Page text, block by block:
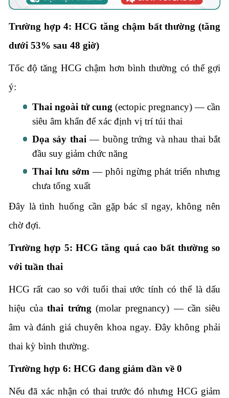
Trường hợp 4: HCG tăng chậm bất thường (tăng
dưới 53% sau 48 giờ)
Tốc độ tăng HCG chậm hơn bình thường có thể gợi
ý:
Thai ngoài tử cung (ectopic pregnancy) — cần
siêu âm khẩn để xác định vị trí túi thai
Dọa sảy thai — buồng trứng và nhau thai bắt
đầu suy giảm chức năng
Thai lưu sớm — phôi ngừng phát triển nhưng
chưa tống xuất
Đây là tình huống cần gặp bác sĩ ngay, không nên
chờ đợi.
Trường hợp 5: HCG tăng quá cao bất thường so
với tuần thai
HCG rất cao so với tuổi thai ước tính có thể là dấu
hiệu củathai trứng (molar pregnancy) — cần siêu
âm và đánh giá chuyên khoa ngay. Đây không phải
thai kỳ bình thường.
Trường hợp 6: HCG đang giảm dần về 0
Nếu đã xác nhận có thai trước đó nhưng HCG giảm